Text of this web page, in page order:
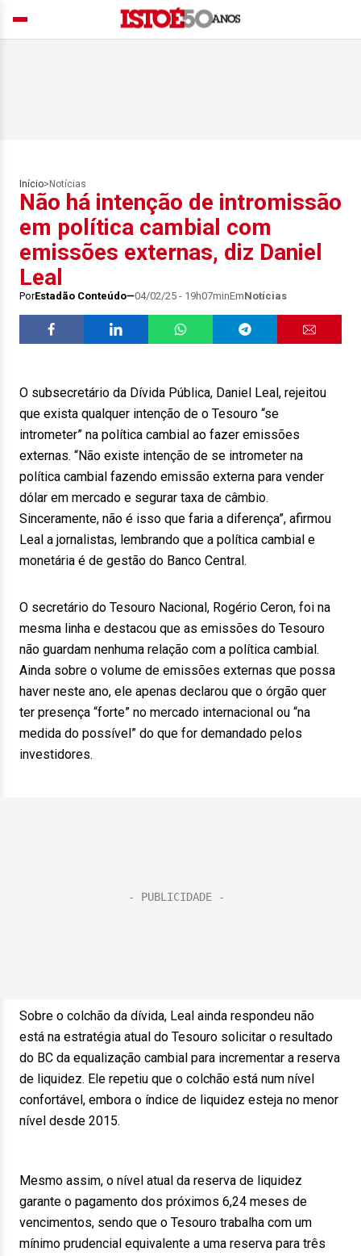
Início> Notícias
Não há intenção de intromissão
em política cambial com
emissões externas, diz Daniel
Leal
PorEstadão Conteúdo 04/02/25 - 19h07minEmNotícias
O subsecretário da Dívida Pública, Daniel Leal, rejeitou
que exista qualquer intenção de o Tesouro “se
intrometer” na política cambial ao fazer emissões
externas. “Não existe intenção de se intrometer na
política cambial fazendo emissão externa para vender
dólar em mercado e segurar taxa de câmbio.
Sinceramente, não é isso que faria a diferença”, afirmou
Leal a jornalistas, lembrando que a política cambial e
monetária é de gestão do Banco Central.
O secretário do Tesouro Nacional, Rogério Ceron, foi na
mesma linha e destacou que as emissões do Tesouro
não guardam nenhuma relação com a política cambial.
Ainda sobre o volume de emissões externas que possa
haver neste ano, ele apenas declarou que o órgão quer
ter presença “forte” no mercado internacional ou “na
medida do possível” do que for demandado pelos
investidores.
Sobre o colchão da dívida, Leal ainda respondeu não
está na estratégia atual do Tesouro solicitar o resultado
do BC da equalização cambial para incrementar a reserva
de liquidez. Ele repetiu que o colchão está num nível
confortável, embora o índice de liquidez esteja no menor
nível desde 2015.
Mesmo assim, o nível atual da reserva de liquidez
garante o pagamento dos próximos 6,24 meses de
vencimentos, sendo que o Tesouro trabalha com um
mínimo prudencial equivalente a uma reserva para três